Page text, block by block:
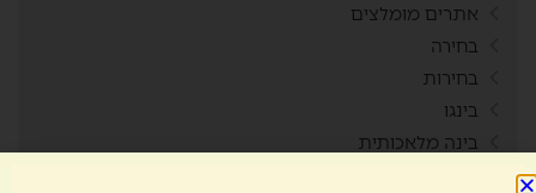
אתרים מומלצים
בחירה
בחירות
בינגו
בינה מלאכותית